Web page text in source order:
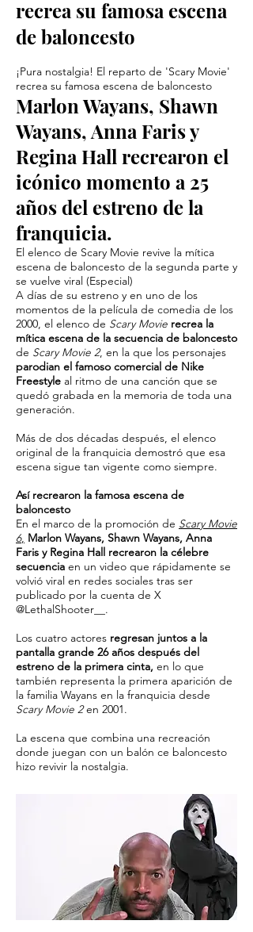
recrea su famosa escena
de baloncesto
¡Pura nostalgia! El reparto de 'Scary Movie'
recrea su famosa escena de baloncesto
Marlon Wayans, Shawn
Wayans, Anna Faris y
Regina Hall recrearon el
icónico momento a 25
años del estreno de la
franquicia.
El elenco de Scary Movie revive la mítica
escena de baloncesto de la segunda parte y
se vuelve viral (Especial)
A días de su estreno y en uno de los
momentos de la película de comedia de los
2000, el elenco de Scary Movie recrea la
mítica escena de la secuencia de baloncesto
de Scary Movie 2, en la que los personajes
parodian el famoso comercial de Nike
Freestyle al ritmo de una canción que se
quedó grabada en la memoria de toda una
generación.
Más de dos décadas después, el elenco
original de la franquicia demostró que esa
escena sigue tan vigente como siempre.
Así recrearon la famosa escena de
baloncesto
En el marco de la promoción de Scary Movie
6, Marlon Wayans, Shawn Wayans, Anna
Faris y Regina Hall recrearon la célebre
secuencia en un video que rápidamente se
volvió viral en redes sociales tras ser
publicado por la cuenta de X
@LethalShooter__.
Los cuatro actores regresan juntos a la
pantalla grande 26 años después del
estreno de la primera cinta, en lo que
también representa la primera aparición de
la familia Wayans en la franquicia desde
Scary Movie 2en 2001.
La escena que combina una recreación
donde juegan con un balón ce baloncesto
hizo revivir la nostalgia.